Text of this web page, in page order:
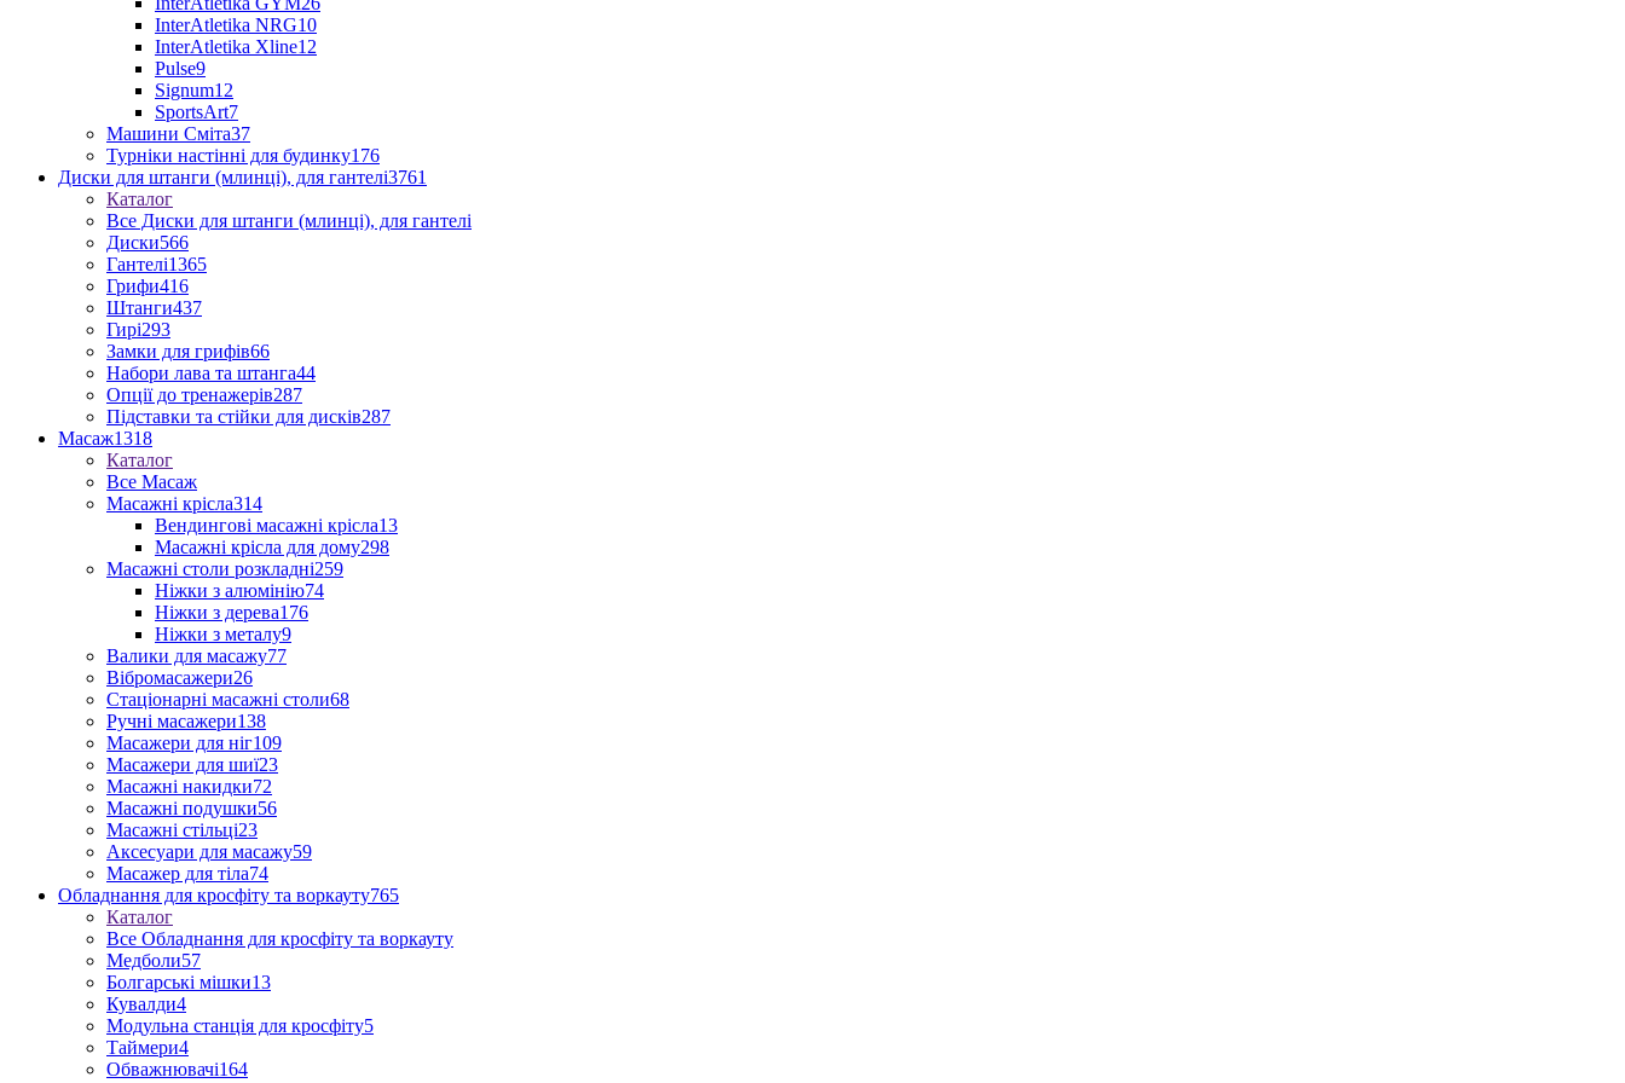
InterAtletika NRG10
InterAtletika Xline12
Pulse9
Signum12
SportsArt7
Машини Сміта37
Турніки настінні для будинку176
Диски для штанги (млинці), для гантелі3761
Каталог
Все Диски для штанги (млинці), для гантелі
Диски566
Гантелі1365
Грифи416
Штанги437
Гирі293
Замки для грифів66
Набори лава та штанга44
Опції до тренажерів287
Підставки та стійки для дисків287
Масаж1318
Каталог
Все Масаж
Масажні крісла314
Вендингові масажні крісла13
Масажні крісла для дому298
Масажні столи розкладні259
Ніжки з алюмінію74
Ніжки з дерева176
Ніжки з металу9
Валики для масажу77
Вібромасажери26
Стаціонарні масажні столи68
Ручні масажери138
Масажери для ніг109
Масажери для шиї23
Масажні накидки72
Масажні подушки56
Масажні стільці23
Аксесуари для масажу59
Масажер для тіла74
Обладнання для кросфіту та воркауту765
Каталог
Все Обладнання для кросфіту та воркауту
Медболи57
Болгарські мішки13
Кувалди4
Модульна станція для кросфіту5
Таймери4
Обважнювачі164